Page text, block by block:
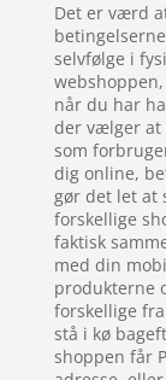
Det er værd
selvfølge i
når du har
der vælger at
som
dig online,
gør det let at
forskellige
faktisk
med din
produkterne
forskellige
stå i kø
shoppen får